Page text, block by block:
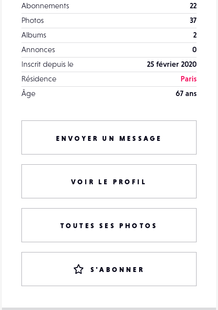
Abonnements
22
Photos
37
Albums
2
Annonces
0
Inscrit depuis le
25 février 2020
Résidence
Paris
Âge
67 ans
ENVOYER UN MESSAGE
VOIR LE PROFIL
TOUTES SES PHOTOS
S'ABONNER